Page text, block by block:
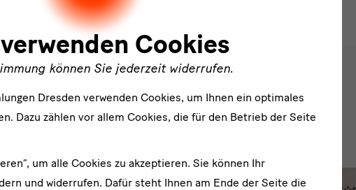
und -dossiers
Cookies
können Sie jederzeit widerrufen.
Dresden verwenden Cookies, um Ihnen ein optimales
Dazu zählen vor allem Cookies, die für den Betrieb der Seite
um alle Cookies zu akzeptieren. Sie können Ihr
und widerrufen. Dafür steht Ihnen am Ende der Seite die